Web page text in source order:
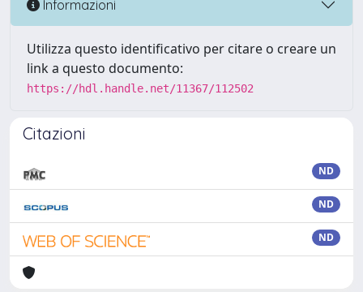
Informazioni
Utilizza questo identificativo per citare o creare un
link a questo documento:
https://hdl.handle.net/11367/112502
Citazioni
ND
ND
ND